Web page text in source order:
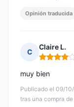
Opinión traducida
C
Claire L.
Nota: 4 de
Publicado el 09/
tras una compra
muy bien